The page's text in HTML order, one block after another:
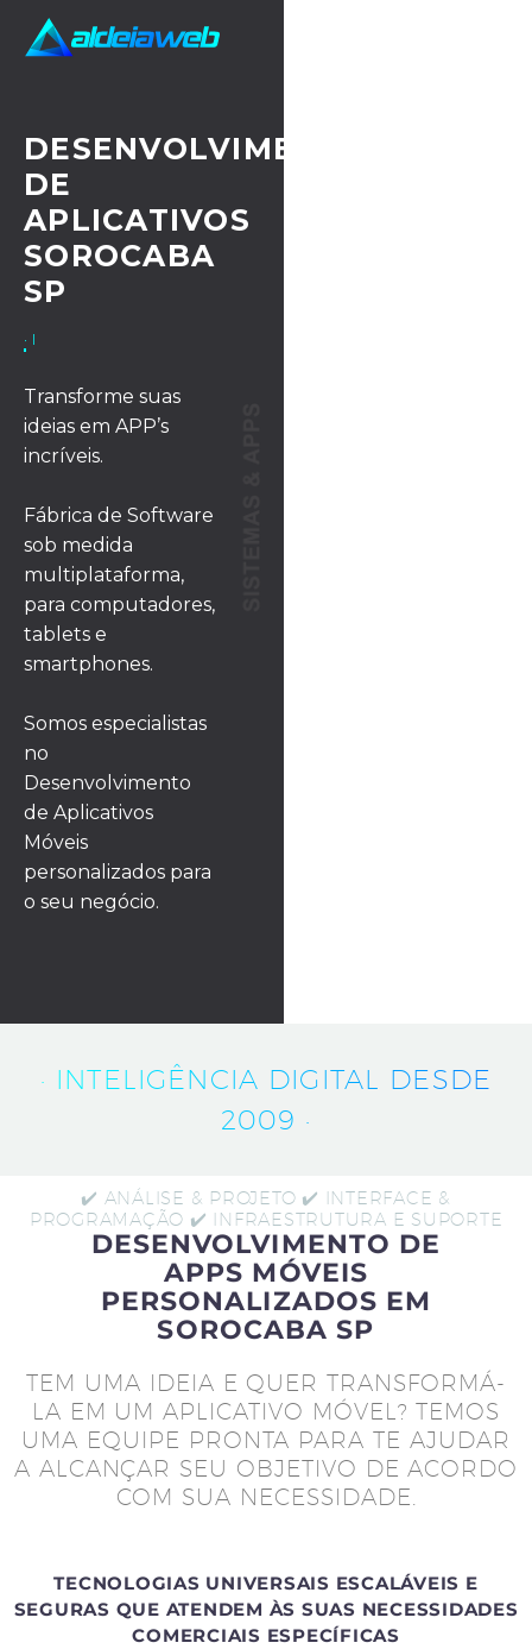
DESENVOLVIMENTO
DE
APLICATIVOS
SOROCABA
SP
· UX/UI DESIGN
Transforme suas
ideias em APP’s
incríveis.
Fábrica de Software
sob medida
multiplataforma,
para computadores,
tablets e
smartphones.
Somos especialistas
no
Desenvolvimento
de Aplicativos
Móveis
personalizados para
o seu negócio.
· INTELIGÊNCIA DIGITAL DESDE
2009 ·
✔️ ANÁLISE & PROJETO ✔️ INTERFACE &
PROGRAMAÇÃO ✔️ INFRAESTRUTURA E SUPORTE
DESENVOLVIMENTO DE
APPS MÓVEIS
PERSONALIZADOS EM
SOROCABA SP
TEM UMA IDEIA E QUER TRANSFORMÁ-
LA EM UM APLICATIVO MÓVEL? TEMOS
UMA EQUIPE PRONTA PARA TE AJUDAR
A ALCANÇAR SEU OBJETIVO DE ACORDO
COM SUA NECESSIDADE.
TECNOLOGIAS UNIVERSAIS ESCALÁVEIS E
SEGURAS QUE ATENDEM ÀS SUAS NECESSIDADES
COMERCIAIS ESPECÍFICAS